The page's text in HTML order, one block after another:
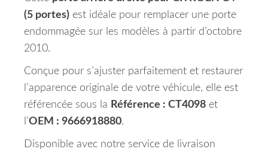
(5 portes) est idéale pour remplacer une porte
endommagée sur les modèles à partir d’octobre
2010.
Conçue pour s’ajuster parfaitement et restaurer
l’apparence originale de votre véhicule, elle est
référencée sous la Référence : CT4098 et
l’OEM : 9666918880.
Disponible avec notre service de livraison